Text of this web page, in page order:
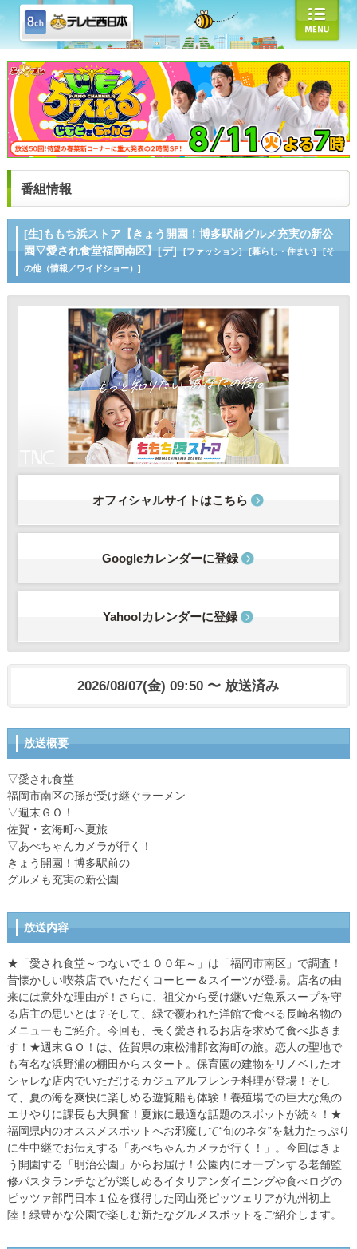
番組情報
[生]ももち浜ストア【きょう開園！博多駅前グルメ充実の新公
園▽愛され食堂福岡南区】[デ]
[ファッション] [暮らし・住まい]
[そ
の他（情報／ワイドショー）]
オフィシャルサイトはこちら
Googleカレンダーに登録
Yahoo!カレンダーに登録
2026/08/07(金) 09:50 〜 放送済み
放送概要
▽愛され食堂
福岡市南区の孫が受け継ぐラーメン
▽週末ＧＯ！
佐賀・玄海町へ夏旅
▽あべちゃんカメラが行く！
きょう開園！博多駅前の
グルメも充実の新公園
放送内容
★「愛され食堂～つないで１００年～」は「福岡市南区」で調査！
昔懐かしい喫茶店でいただくコーヒー＆スイーツが登場。店名の由
来には意外な理由が！さらに、祖父から受け継いだ魚系スープを守
る店主の思いとは？そして、緑で覆われた洋館で食べる長崎名物の
メニューもご紹介。今回も、長く愛されるお店を求めて食べ歩きま
す！★週末ＧＯ！は、佐賀県の東松浦郡玄海町の旅。恋人の聖地で
も有名な浜野浦の棚田からスタート。保育園の建物をリノベしたオ
シャレな店内でいただけるカジュアルフレンチ料理が登場！そし
て、夏の海を爽快に楽しめる遊覧船も体験！養殖場での巨大な魚の
エサやりに課長も大興奮！夏旅に最適な話題のスポットが続々！★
福岡県内のオススメスポットへお邪魔して“旬のネタ”を魅力たっぷり
に生中継でお伝えする「あべちゃんカメラが行く！」。今回はきょ
う開園する「明治公園」からお届け！公園内にオープンする老舗監
修パスタランチなどが楽しめるイタリアンダイニングや食べログの
ピッツァ部門日本１位を獲得した岡山発ピッツェリアが九州初上
陸！緑豊かな公園で楽しむ新たなグルメスポットをご紹介します。